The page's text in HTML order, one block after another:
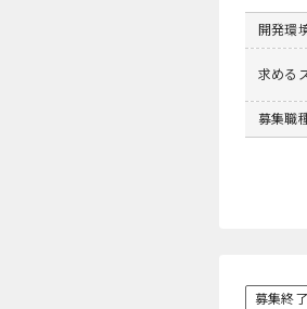
開発環
求める
募集職
募集終了